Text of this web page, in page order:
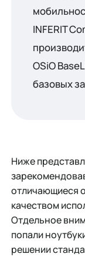
INFERIT
OSiO
базовых
Ниже
отличающиеся
качеством
Отдельное
попали
решении